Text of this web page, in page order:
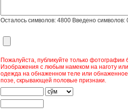
Осталось символов: 4800Введено символов:
Пожалуйста, публикуйте только
Изображения с любым намеком на наготу
одежда на обнаженном теле или
позе, скрывающей половые признаки.